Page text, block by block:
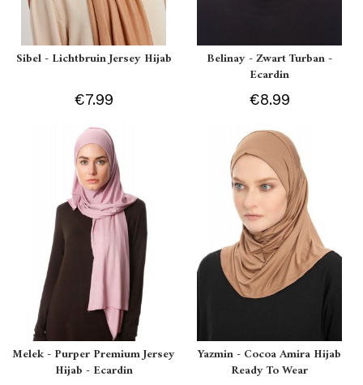
Sibel - Lichtbruin Jersey Hijab
€7.99
Belinay - Zwart Turban -
Ecardin
€8.99
Melek - Purper Premium Jersey
Hijab - Ecardin
Yazmin - Cocoa Amira Hijab
Ready To Wear